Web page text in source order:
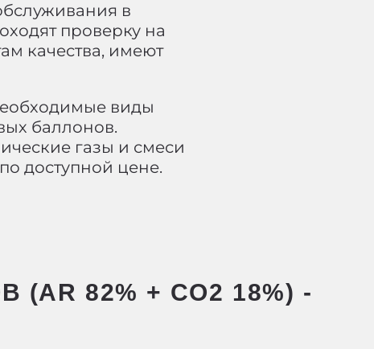
в
проверку на
качества, имеют
виды
баллонов.
газы и смеси
доступной цене.
82% + CO2 18%) -